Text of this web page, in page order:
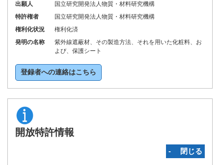
出願人
国立研究開発法人物質・材料研究機構
特許権者
国立研究開発法人物質・材料研究機構
権利化状況
権利化済
発明の名称
紫外線遮蔽材、その製造方法、それを用いた化粧料、お
よび、保護シート
登録者への連絡はこちら
開放特許情報
‐ 閉じる